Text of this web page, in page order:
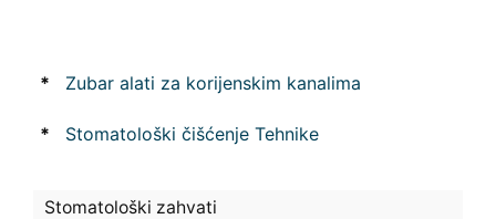
* Zubar alati za korijenskim kanalima
* Stomatološki čišćenje Tehnike
Stomatološki zahvati